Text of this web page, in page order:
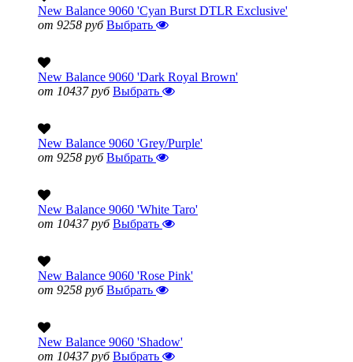
New Balance 9060 'Cyan Burst DTLR Exclusive'
от 9258 руб Выбрать
New Balance 9060 'Dark Royal Brown'
от 10437 руб Выбрать
New Balance 9060 'Grey/Purple'
от 9258 руб Выбрать
New Balance 9060 'White Taro'
от 10437 руб Выбрать
New Balance 9060 'Rose Pink'
от 9258 руб Выбрать
New Balance 9060 'Shadow'
от 10437 руб Выбрать